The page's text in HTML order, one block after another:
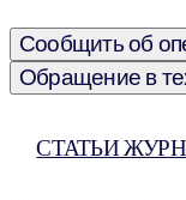
Сообщить об
Обращение в
СТАТЬИ